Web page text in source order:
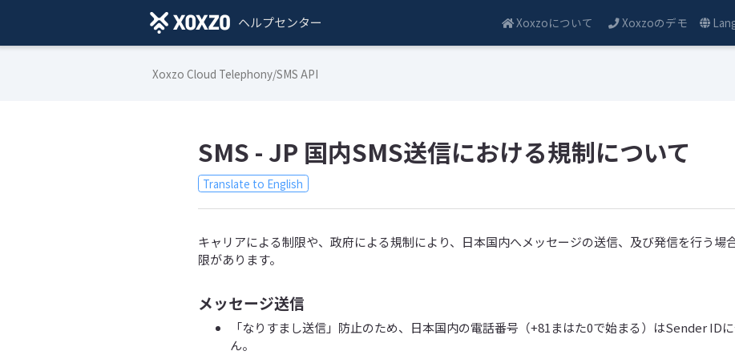
ヘルプセンター Xoxzoについて Xoxzoのデモ
Xoxzo Cloud Telephony/SMS API
SMS - JP 国内SMS送信における規制について
Translate to English
キャリアによる制限や、政府による規制により、日本国内へメッセージの送信、及び発信を行う場
限があります。
メッセージ送信
「なりすまし送信」防止のため、日本国内の電話番号（+81まはた0で始まる）はSender ID
ん。